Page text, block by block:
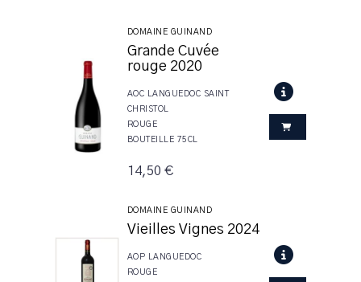
DOMAINE GUINAND
Grande Cuvée
rouge 2020
AOC LANGUEDOC SAINT
CHRISTOL
ROUGE
BOUTEILLE 75CL
14,50 €
DOMAINE GUINAND
Vieilles Vignes 2024
AOP LANGUEDOC
ROUGE